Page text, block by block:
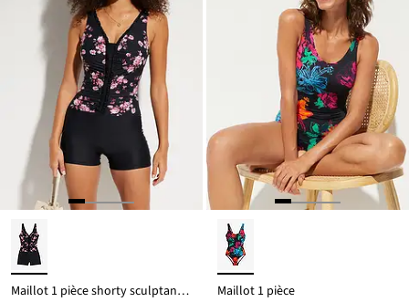
Maillot 1 pièce shorty sculptant, maintien léger Maillot 1 pièce